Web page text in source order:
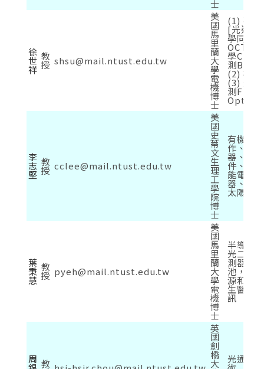
士
徐
世
祥
教
授 shsu@mail.ntust.edu.tw
美
國
馬
里
蘭
大
學
電
機
博
士
(1) 矽
[光達
學同調
OCT、
學CPO
測
(2) 機
(3) 光
測Fiber
李
志
堅
教
授 cclee@mail.ntust.edu.tw
美
國
史
蒂
文
生
理
工
學
院
博
士
有機光
作、透
器、軟
件、鈣
能電池
器、彩
太陽能
葉
秉
慧
教
授 pyeh@mail.ntust.edu.tw
美
國
馬
里
蘭
大
學
電
機
博
士
半導体
光二極
測器，
池，晶
源和光
生醫光
訊
周 教
英
國
劍
橋
大 光通訊